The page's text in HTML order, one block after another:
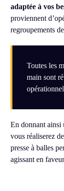
adaptée à vos
proviennent
regroupements
Toutes les
main sont
En donnant ainsi
vous réaliserez
presse à balles
agissant en